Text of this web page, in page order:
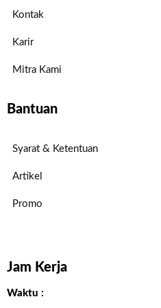
Kontak
Karir
Mitra Kami
Bantuan
Syarat & Ketentuan
Artikel
Promo
Jam Kerja
Waktu :